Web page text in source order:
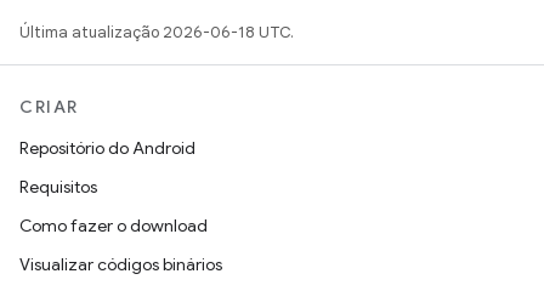
Última atualização 2026-06-18 UTC.
CRIAR
Repositório do Android
Requisitos
Como fazer o download
Visualizar códigos binários